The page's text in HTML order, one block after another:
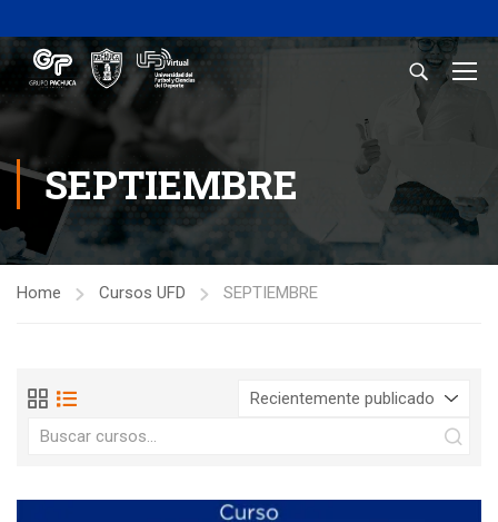
SEPTIEMBRE
Home Cursos UFD SEPTIEMBRE